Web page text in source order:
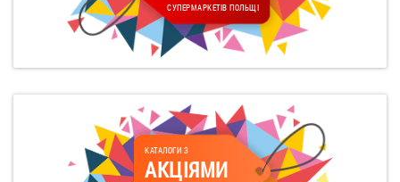
СУПЕРМАРКЕТІВ ПОЛЬЩІ
КАТАЛОГИ З
АКЦІЯМИ